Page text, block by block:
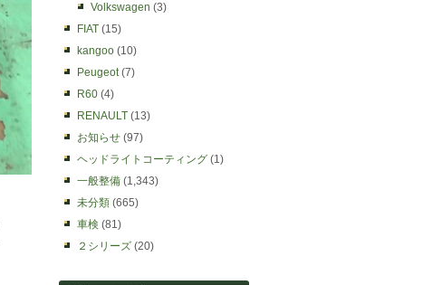
Volkswagen (3)
FIAT (15)
kangoo (10)
Peugeot(7)
R60 (4)
RENAULT (13)
お知らせ (97)
ヘッドライトコーティング (1)
一般整備 (1,343)
未分類 (665)
車検 (81)
２シリーズ (20)